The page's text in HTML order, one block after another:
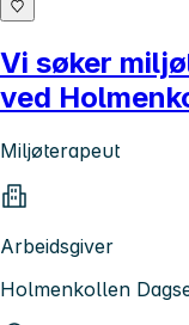
Vi søker
ved
Miljøterapeut
Arbeidsgiver
Holmenkollen